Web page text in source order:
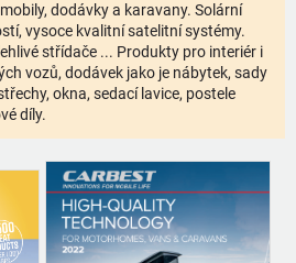
dodávky a karavany. Solární
vysoce kvalitní satelitní systémy.
střídače ... Produkty pro interiér i
vozů, dodávek jako je nábytek, sady
okna, sedací lavice, postele
díly.